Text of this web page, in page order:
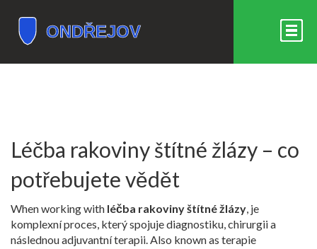
Léčba rakoviny štítné žlázy – co
potřebujete vědět
When working with léčba rakoviny štítné žlázy, je
komplexní proces, který spojuje diagnostiku, chirurgii a
následnou adjuvantní terapii. Also known as terapie